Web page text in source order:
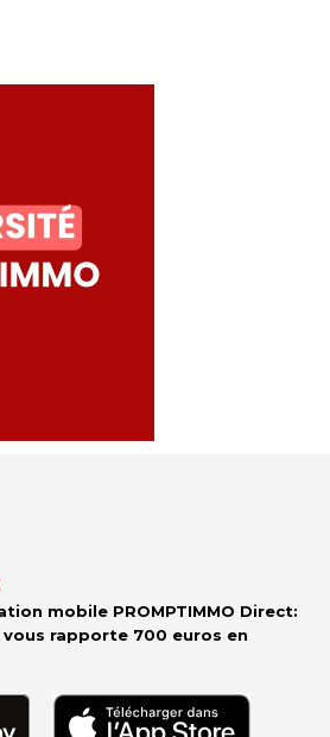
mobile PROMPTIMMO Direct:
rapporte 700 euros en